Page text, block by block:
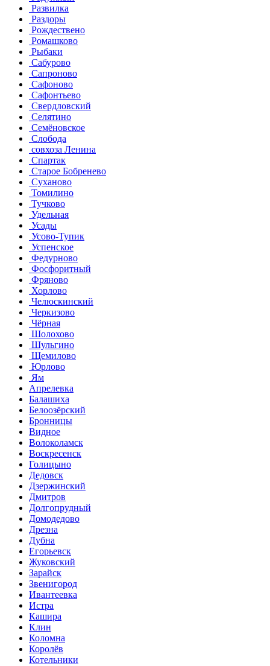
Развилка
Раздоры
Рождествено
Ромашково
Рыбаки
Сабурово
Сапроново
Сафоново
Сафонтьево
Свердловский
Селятино
Семёновское
Слобода
совхоза Ленина
Спартак
Старое Бобренево
Суханово
Томилино
Тучково
Удельная
Усады
Усово-Тупик
Успенское
Федурново
Фосфоритный
Фряново
Хорлово
Челюскинский
Черкизово
Чёрная
Шолохово
Шульгино
Щемилово
Юрлово
Ям
Апрелевка
Балашиха
Белоозёрский
Бронницы
Видное
Волоколамск
Воскресенск
Голицыно
Дедовск
Дзержинский
Дмитров
Долгопрудный
Домодедово
Дрезна
Дубна
Егорьевск
Жуковский
Зарайск
Звенигород
Ивантеевка
Истра
Кашира
Клин
Коломна
Королёв
Котельники